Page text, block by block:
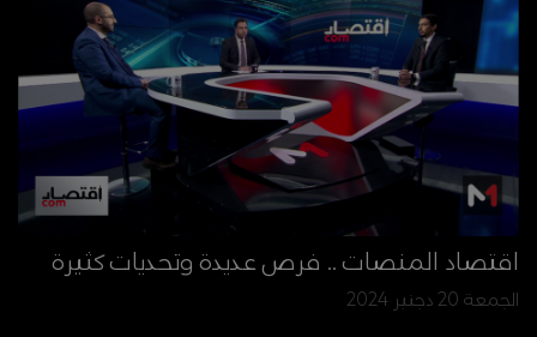
اقتصاد المنصات .. فرص عديدة وتحديات كثيرة
الجمعة 20 دجنبر 2024